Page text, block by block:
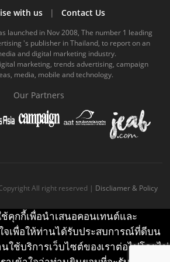
m
m
e
a
g
r
a
.
o
k
.
c
m
with us| Contact Us
launched in Nov 2008, The number 1 leading
's publisher in Thailand, to report on an
and digital marketing industry.
marketing, trends advertising, campaign
media, mobile and technology.
Our Partners
All right reserved | Discliamer & Policy
คุกกี้เพื่อนำเสนอคอนเทนต์และ
เพื่อให้ท่านได้รับประสบการณ์ที่ดีบน
ใช้บริการเว็บไซต์ของเราต่อไปโดยไม่